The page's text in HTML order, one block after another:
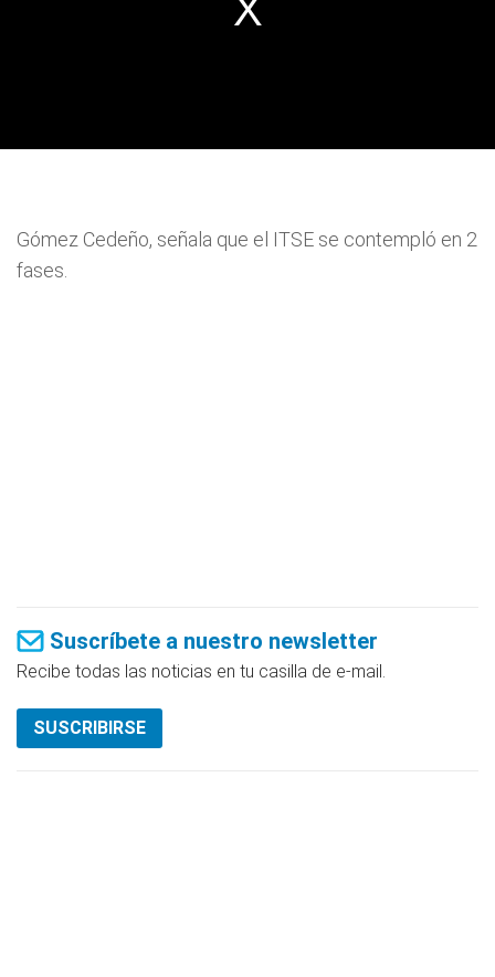
Gómez Cedeño, señala que el ITSE se contempló en 2
fases.
Suscríbete a nuestro newsletter
Recibe todas las noticias en tu casilla de e-mail.
SUSCRIBIRSE